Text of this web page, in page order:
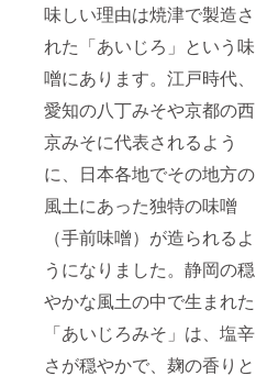
味しい理由は焼津で製造さ
れた「あいじろ」という味
噌にあります。江戸時代、
愛知の八丁みそや京都の西
京みそに代表されるよう
に、日本各地でその地方の
風土にあった独特の味噌
（手前味噌）が造られるよ
うになりました。静岡の穏
やかな風土の中で生まれた
「あいじろみそ」は、塩辛
さが穏やかで、麹の香りと